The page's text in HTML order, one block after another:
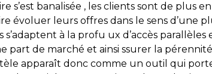
s’est banalisée , les clients sont de plus
évoluer leurs offres dans le sens d’une
s’adaptent à la profu ux d’accès
part de marché et ainsi ssurer la
apparaît donc comme un outil qui